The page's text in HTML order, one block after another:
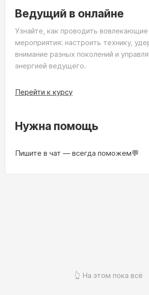
Ведущий в онлайне
Узнайте, как проводить
мероприятия: настроить технику,
внимание разных поколений и
энергией ведущего.
Перейти к курсу
Нужна помощь
Пишите в чат — всегда поможем💬
👆 На этом пока всё